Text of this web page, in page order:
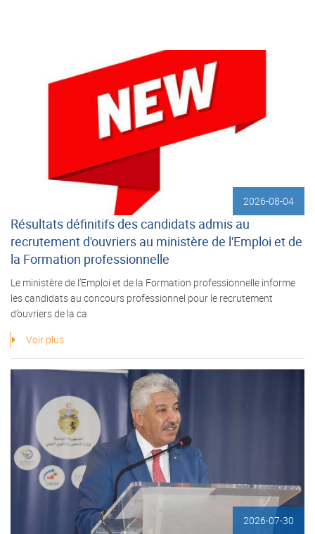
2026-08-04
Résultats définitifs des candidats admis au
recrutement d'ouvriers au ministère de l'Emploi et de
la Formation professionnelle
Le ministère de l’Emploi et de la Formation professionnelle informe
les candidats au concours professionnel pour le recrutement
d’ouvriers de la ca
Voir plus
2026-07-30